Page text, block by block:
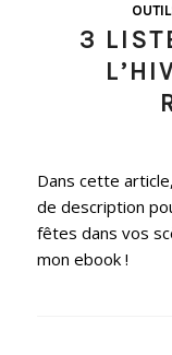
3
Dans cette
de description
fêtes dans vos
mon ebook !